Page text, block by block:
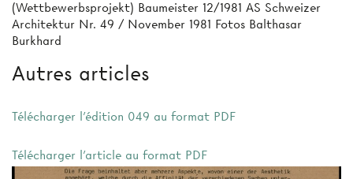
(Wettbewerbsprojekt) Baumeister 12/1981 AS Schweizer
Architektur Nr. 49 / November 1981 Fotos Balthasar
Burkhard
Autres articles
Télécharger l'édition 049 au format PDF
Télécharger l'article au format PDF